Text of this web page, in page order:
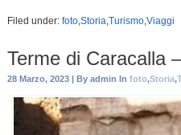
Filed under: foto,Storia,Turismo,Viaggi
Terme di Caracalla
28 Marzo, 2023 | By admin In foto,Storia,